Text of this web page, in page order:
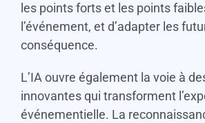
les points forts et les points
l’événement, et d’adapter les
conséquence.
L’IA ouvre également la voie à
innovantes qui transforment
événementielle. La